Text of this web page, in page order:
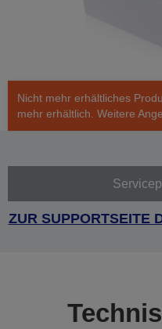
Nicht mehr erhältliches
mehr erhältlich. Weitere
ZUR SUPPORTSEITE